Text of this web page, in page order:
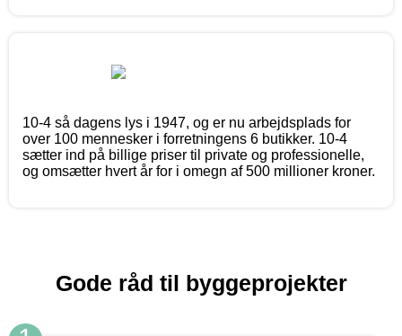
10-4 så dagens lys i 1947, og er nu arbejdsplads for
over 100 mennesker i forretningens 6 butikker. 10-4
sætter ind på billige priser til private og professionelle,
og omsætter hvert år for i omegn af 500 millioner kroner.
Gode råd til byggeprojekter